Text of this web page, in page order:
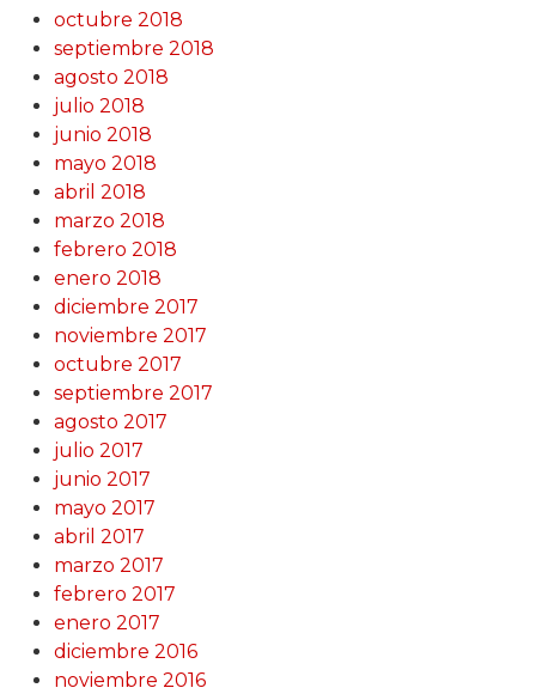
octubre 2018
septiembre 2018
agosto 2018
julio 2018
junio 2018
mayo 2018
abril 2018
marzo 2018
febrero 2018
enero 2018
diciembre 2017
noviembre 2017
octubre 2017
septiembre 2017
agosto 2017
julio 2017
junio 2017
mayo 2017
abril 2017
marzo 2017
febrero 2017
enero 2017
diciembre 2016
noviembre 2016